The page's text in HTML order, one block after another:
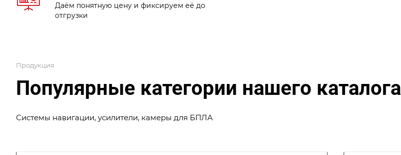
Даём понятную цену и фиксируем её до
отгрузки
Продукция
Популярные категории нашего каталога
Системы навигации, усилители, камеры для БПЛА